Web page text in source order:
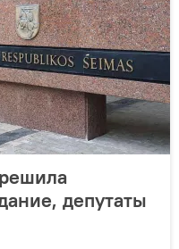
депутаты